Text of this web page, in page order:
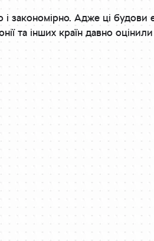
закономірно. Адже ці
та інших країн давно